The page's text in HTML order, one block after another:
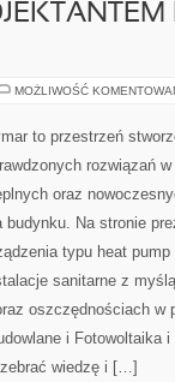
MOŻLIWOŚĆ
to przestrzeń
rozwiązań
oraz
budynku. Na stronie
typu heat
sanitarne z
oszczędnościach w
i Fotowoltaika i
wiedzę i […]